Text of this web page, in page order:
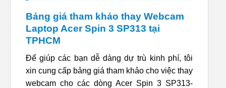
Bảng giá tham khảo thay Webcam
Laptop Acer Spin 3 SP313 tại
TPHCM
Để giúp các bạn dễ dàng dự trù kinh phí, tôi
xin cung cấp bảng giá tham khảo cho việc thay
webcam cho các dòng Acer Spin 3 SP313-